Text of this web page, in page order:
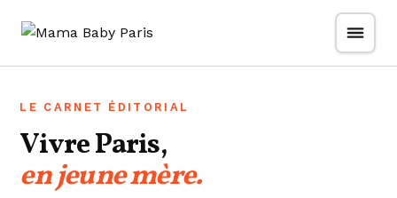
LE CARNET ÉDITORIAL
Vivre Paris,
en jeune mère.